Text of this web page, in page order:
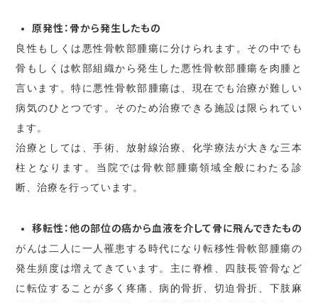
原発性：骨から発生したもの
良性もしくは悪性骨軟部腫瘍に分けられます。その中でも
骨もしくは軟部組織から発生した悪性骨軟部腫瘍を肉腫と
言います。特に悪性骨軟部腫瘍は、現在でも治療が難しい
病気のひとつです。そのため治療できる施設は限られてい
ます。
治療としては、手術、放射線治療、化学療法が大きな三本
柱となります。当院では骨軟部腫瘍領域全般にわたる診
断、治療を行っています。
移転性：他の部位の癌から血液を介して骨に飛んできたもの
がんは二人に一人罹患する時代になり転移性骨軟部腫瘍の
発生頻度は増えてきています。主に脊椎、四肢長管骨など
に転位することが多く疼痛、病的骨折、切迫骨折、下肢麻